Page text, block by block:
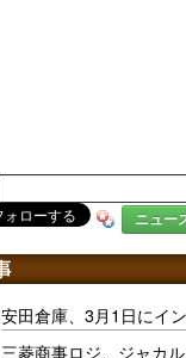
ニュー
安田倉庫、3月1日にイ
三菱商事ロジ、ジャカ